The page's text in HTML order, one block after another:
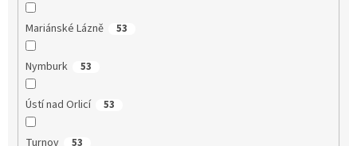
Mariánské Lázně 53
Nymburk 53
Ústí nad Orlicí 53